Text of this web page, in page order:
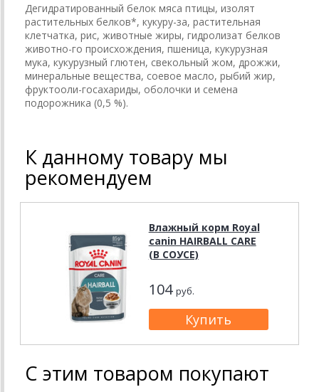
Дегидратированный белок мяса птицы, изолят
растительных белков*, кукуру-за, растительная
клетчатка, рис, животные жиры, гидролизат белков
животно-го происхождения, пшеница, кукурузная
мука, кукурузный глютен, свекольный жом, дрожжи,
минеральные вещества, соевое масло, рыбий жир,
фруктооли-госахариды, оболочки и семена
подорожника (0,5 %).
К данному товару мы
рекомендуем
Влажный корм Royal
canin HAIRBALL CARE
(В СОУСЕ)
104 руб.
С этим товаром покупают